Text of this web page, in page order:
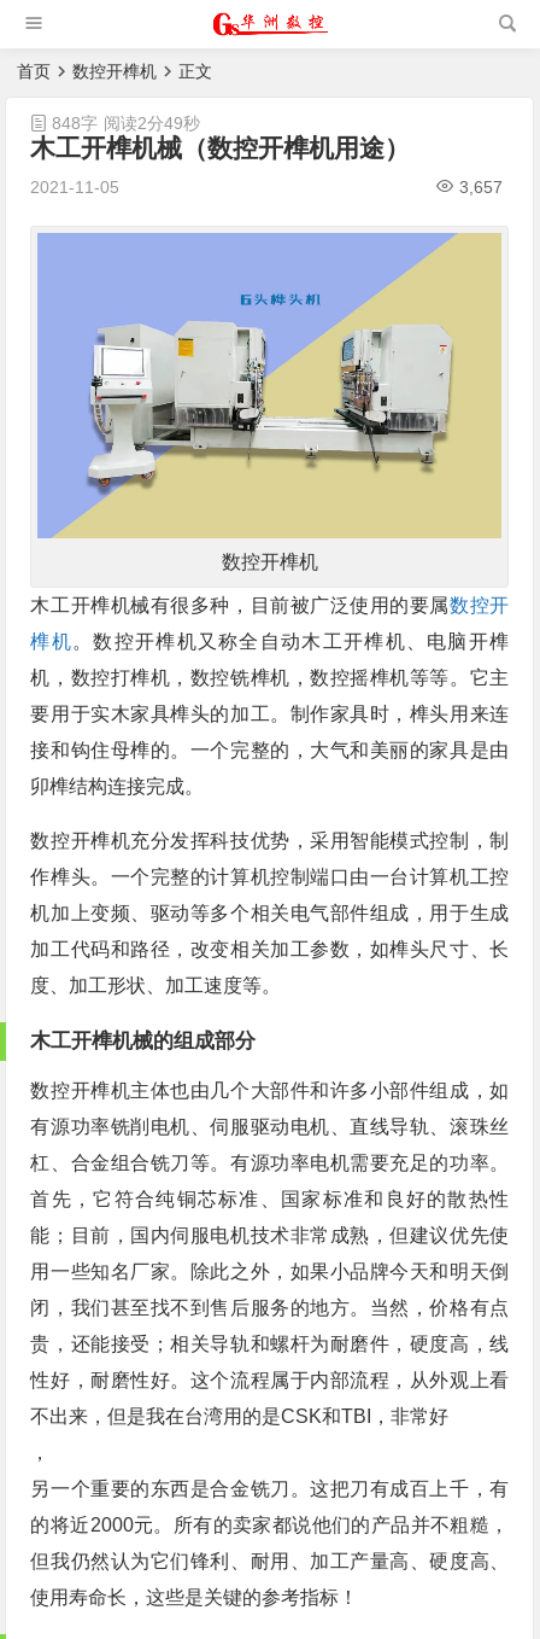
|猫抓板生产设备|非标
自动化设备
首页 数控开榫机 正文
木工开榫机械（数控开榫机用途）
2021-11-05 3,657
848字 阅读2分49秒
数控开榫机
木工开榫机械有很多种，目前被广泛使用的要属数控开
榫机。数控开榫机又称全自动木工开榫机、电脑开榫
机，数控打榫机，数控铣榫机，数控摇榫机等等。它主
要用于实木家具榫头的加工。制作家具时，榫头用来连
接和钩住母榫的。一个完整的，大气和美丽的家具是由
卯榫结构连接完成。
数控开榫机充分发挥科技优势，采用智能模式控制，制
作榫头。一个完整的计算机控制端口由一台计算机工控
机加上变频、驱动等多个相关电气部件组成，用于生成
加工代码和路径，改变相关加工参数，如榫头尺寸、长
度、加工形状、加工速度等。
木工开榫机械的组成部分
数控开榫机主体也由几个大部件和许多小部件组成，如
有源功率铣削电机、伺服驱动电机、直线导轨、滚珠丝
杠、合金组合铣刀等。有源功率电机需要充足的功率。
首先，它符合纯铜芯标准、国家标准和良好的散热性
能；目前，国内伺服电机技术非常成熟，但建议优先使
用一些知名厂家。除此之外，如果小品牌今天和明天倒
闭，我们甚至找不到售后服务的地方。当然，价格有点
贵，还能接受；相关导轨和螺杆为耐磨件，硬度高，线
性好，耐磨性好。这个流程属于内部流程，从外观上看
不出来，但是我在台湾用的是CSK和TBI，非常好
，
另一个重要的东西是合金铣刀。这把刀有成百上千，有
的将近2000元。所有的卖家都说他们的产品并不粗糙，
但我仍然认为它们锋利、耐用、加工产量高、硬度高、
使用寿命长，这些是关键的参考指标！